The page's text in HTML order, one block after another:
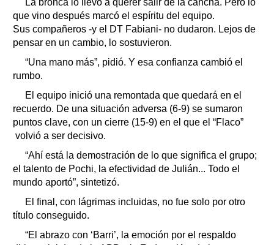
La bronca lo llevó a querer salir de la cancha. Pero lo
que vino después marcó el espíritu del equipo.
Sus compañeros -y el DT Fabiani- no dudaron. Lejos de
pensar en un cambio, lo sostuvieron.
“Una mano más”, pidió. Y esa confianza cambió el
rumbo.
El equipo inició una remontada que quedará en el
recuerdo. De una situación adversa (6-9) se sumaron
puntos clave, con un cierre (15-9) en el que el “Flaco”
volvió a ser decisivo.
“Ahí está la demostración de lo que significa el grupo;
el talento de Pochi, la efectividad de Julián... Todo el
mundo aportó”, sintetizó.
El final, con lágrimas incluidas, no fue solo por otro
título conseguido.
“El abrazo con ‘Barri’, la emoción por el respaldo